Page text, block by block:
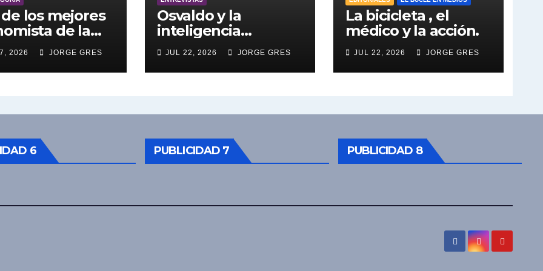
los mejores
de la
engalana
Gustavo
en vivo
2026 JORGE GRES
Osvaldo y la
inteligencia
artificial.
JUL 22, 2026 JORGE GRES
La bicicleta , el
médico y la acción.
JUL 22, 2026 JORGE GRES
6 PUBLICIDAD 7 PUBLICIDAD 8